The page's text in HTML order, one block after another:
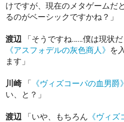
けですが、現在のメタゲームだ
るのがベーシックですかね？」
渡辺 「そうですね……僕は現状
《アスフォデルの灰色商人》 を
ます」
川崎「 《ヴィズコーパの血男爵》
い、と？」
渡辺 「いや、もちろん 《ヴィズ